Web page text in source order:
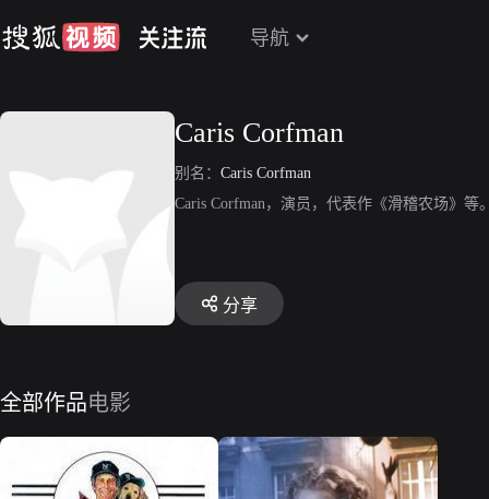
导航
Caris Corfman
别名： Caris Corfman
Caris Corfman，演员，代表作《滑稽农场》等
分享
全部作品电影